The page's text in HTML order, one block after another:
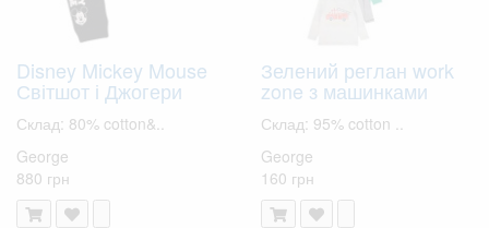
Disney Mickey Mouse
Світшот і Джогери
Склад: 80% cotton&..
George
880 грн
Зелений реглан work
zone з машинками
Склад: 95% cotton ..
George
160 грн